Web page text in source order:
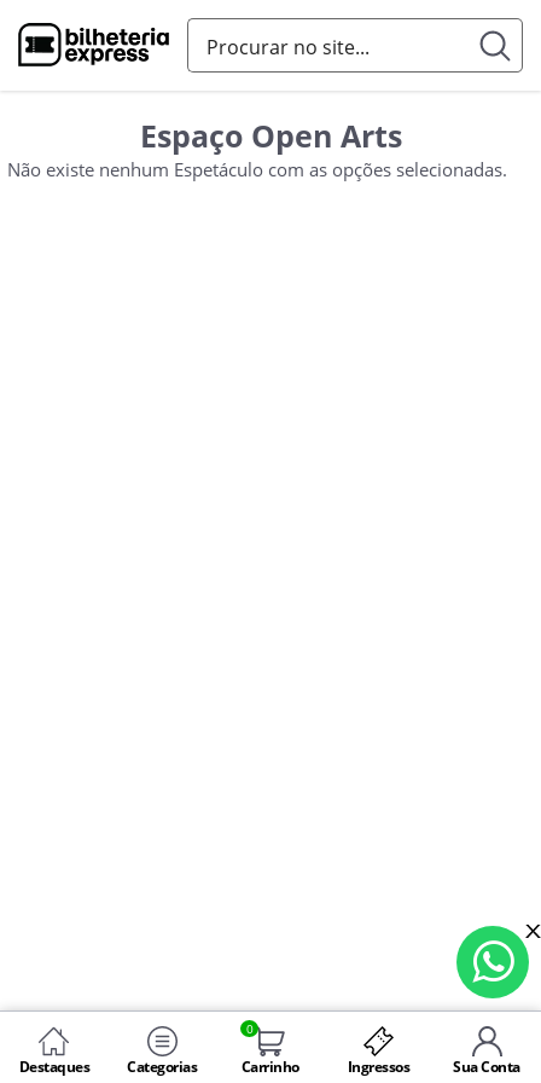
Destaques Categorias
0
Carrinho Ingressos Sua Conta
Espaço Open Arts
Não existe nenhum Espetáculo com as opções selecionadas.